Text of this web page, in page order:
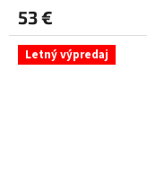
53 €
Letný výpredaj